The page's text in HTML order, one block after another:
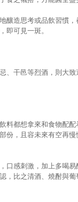
釀造思考或品飲習慣
即可見一斑。
、干邑等烈酒，則大
料都想拿來和食物配配
份，且容未來有空再慢
口感刺激，加上多喝易
，比之清酒、燒酎與葡